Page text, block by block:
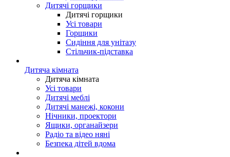
Дитячі горщики
Дитячі горщики
Усі товари
Горщики
Сидіння для унітазу
Стільчик-підставка
Дитяча кімната
Дитяча кімната
Усі товари
Дитячі меблі
Дитячі манежі, кокони
Нічники, проектори
Ящики, органайзери
Радіо та відео няні
Безпека дітей вдома